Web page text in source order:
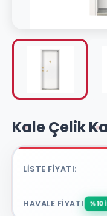
Kale Çelik
LISTE FIYATI:
HAVALE FIYATI: %10